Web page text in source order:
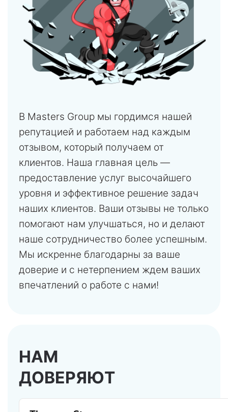
В Masters Group мы гордимся нашей
репутацией и работаем над каждым
отзывом, который получаем от
клиентов. Наша главная цель —
предоставление услуг высочайшего
уровня и эффективное решение задач
наших клиентов. Ваши отзывы не только
помогают нам улучшаться, но и делают
наше сотрудничество более успешным.
Мы искренне благодарны за ваше
доверие и с нетерпением ждем ваших
впечатлений о работе с нами!
НАМ
ДОВЕРЯЮТ